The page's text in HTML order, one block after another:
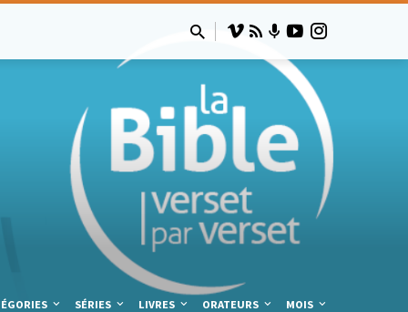
SÉRIES LIVRES ORATEURS MOIS